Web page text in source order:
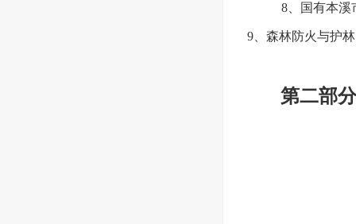
8、国有本溪
9、森林防火与护
第二部分